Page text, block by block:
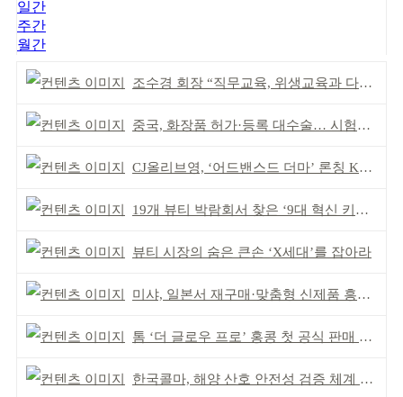
일간
주간
월간
조수경 회장 “직무교육, 위생교육과 다르다”
중국, 화장품 허가·등록 대수술… 시험자료 공용 허용
CJ올리브영, ‘어드밴스드 더마’ 론칭 K더마 육성 박차
19개 뷰티 박람회서 찾은 ‘9대 혁신 키워드’
뷰티 시장의 숨은 큰손 ‘X세대’를 잡아라
미샤, 일본서 재구매·맞춤형 신제품 흥행 ‘쌍끌이’
톰 ‘더 글로우 프로’ 홍콩 첫 공식 판매 완판
한국콜마, 해양 산호 안전성 검증 체계 구축